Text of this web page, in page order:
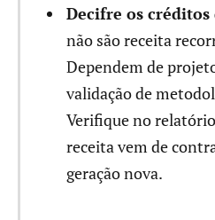
Decifre os
não são receita
Dependem de
validação de
Verifique no
receita vem de
geração nova.